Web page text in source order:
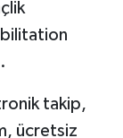
takip,
ücretsiz